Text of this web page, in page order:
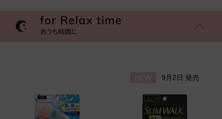
9月2日 発売